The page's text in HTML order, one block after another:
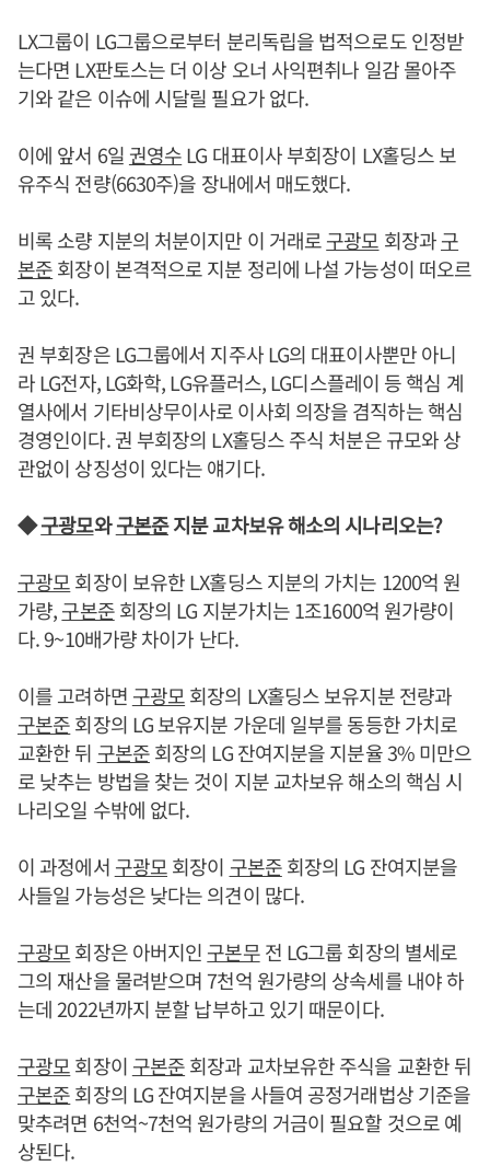
LX그룹이 LG그룹으로부터 분리독립을 법적으로도 인정받
는다면 LX판토스는 더 이상 오너 사익편취나 일감 몰아주
기와 같은 이슈에 시달릴 필요가 없다.
이에 앞서 6일 권영수LG 대표이사 부회장이 LX홀딩스 보
유주식 전량(6630주)을 장내에서 매도했다.
비록 소량 지분의 처분이지만 이 거래로구광모 회장과구
본준회장이 본격적으로 지분 정리에 나설 가능성이 떠오르
고 있다.
권 부회장은 LG그룹에서 지주사 LG의 대표이사뿐만 아니
라 LG전자, LG화학, LG유플러스, LG디스플레이 등 핵심 계
열사에서 기타비상무이사로 이사회 의장을 겸직하는 핵심
경영인이다. 권 부회장의 LX홀딩스 주식 처분은 규모와 상
관없이 상징성이 있다는 얘기다.
◆구광모와구본준지분 교차보유 해소의 시나리오는?
구광모회장이 보유한 LX홀딩스 지분의 가치는 1200억 원
가량,구본준회장의 LG 지분가치는 1조1600억 원가량이
다. 9~10배가량 차이가 난다.
이를 고려하면 구광모회장의 LX홀딩스 보유지분 전량과
구본준회장의 LG 보유지분 가운데 일부를 동등한 가치로
교환한 뒤 구본준회장의 LG 잔여지분을 지분율 3% 미만으
로 낮추는 방법을 찾는 것이 지분 교차보유 해소의 핵심 시
나리오일 수밖에 없다.
이 과정에서 구광모회장이 구본준회장의 LG 잔여지분을
사들일 가능성은 낮다는 의견이 많다.
구광모회장은 아버지인 구본무전 LG그룹 회장의 별세로
그의 재산을 물려받으며 7천억 원가량의 상속세를 내야 하
는데 2022년까지 분할 납부하고 있기 때문이다.
구광모회장이 구본준회장과 교차보유한 주식을 교환한 뒤
구본준회장의 LG 잔여지분을 사들여 공정거래법상 기준을
맞추려면 6천억~7천억 원가량의 거금이 필요할 것으로 예
상된다.